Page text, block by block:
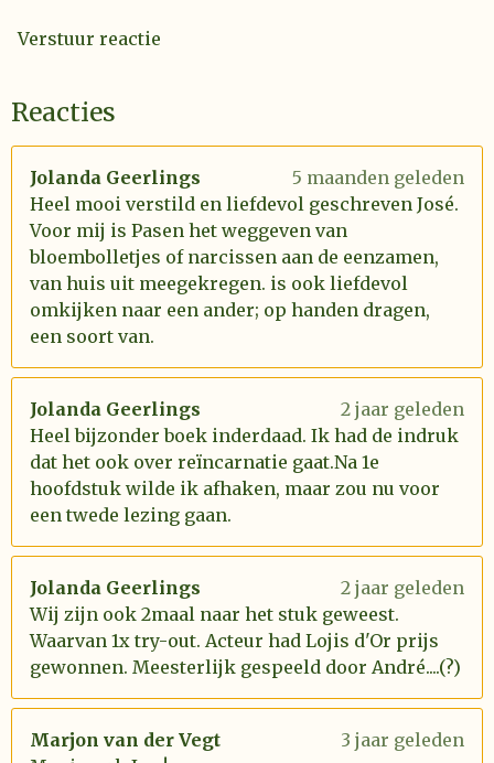
Verstuur reactie
Reacties
Jolanda Geerlings
5 maanden geleden
Heel mooi verstild en liefdevol geschreven José.
Voor mij is Pasen het weggeven van
bloembolletjes of narcissen aan de eenzamen,
van huis uit meegekregen. is ook liefdevol
omkijken naar een ander; op handen dragen,
een soort van.
Jolanda Geerlings
2 jaar geleden
Heel bijzonder boek inderdaad. Ik had de indruk
dat het ook over reïncarnatie gaat.Na 1e
hoofdstuk wilde ik afhaken, maar zou nu voor
een twede lezing gaan.
Jolanda Geerlings
2 jaar geleden
Wij zijn ook 2maal naar het stuk geweest.
Waarvan 1x try-out. Acteur had Lojis d'Or prijs
gewonnen. Meesterlijk gespeeld door André....(?)
Marjon van der Vegt
3 jaar geleden